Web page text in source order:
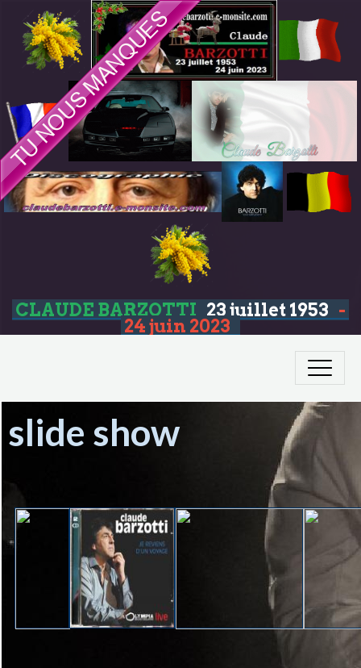
CLAUDE BARZOTTI 23 juillet 1953 -
24 juin 2023
slide show